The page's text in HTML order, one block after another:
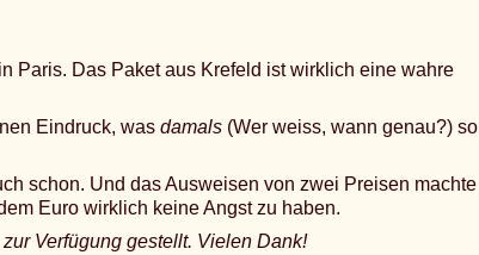
Paris. Das Paket aus Krefeld ist wirklich eine wahre
Eindruck, was damals (Wer weiss, wann genau?) so
schon. Und das Ausweisen von zwei Preisen machte
Euro wirklich keine Angst zu haben.
zur Verfügung gestellt. Vielen Dank!